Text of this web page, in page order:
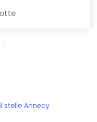
stelle Annecy